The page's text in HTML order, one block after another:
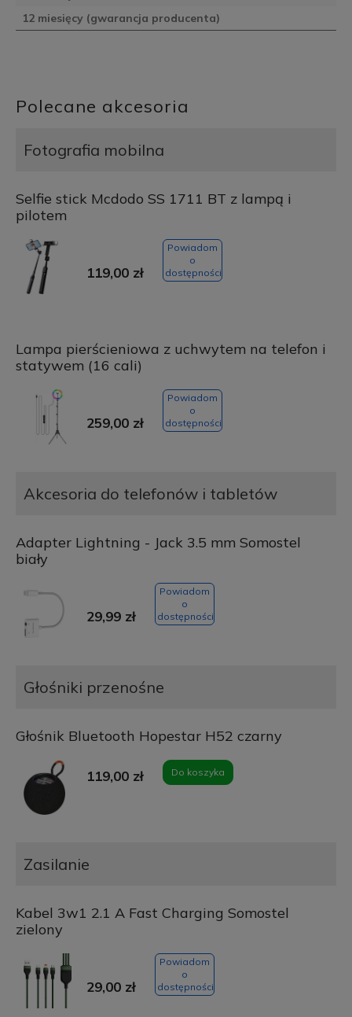
12 miesięcy (gwarancja producenta)
Polecane akcesoria
Fotografia mobilna
Selfie stick Mcdodo SS 1711 BT z lampą i
pilotem
119,00 zł
Powiadom
o
dostępności
Lampa pierścieniowa z uchwytem na telefon i
statywem (16 cali)
259,00 zł
Powiadom
o
dostępności
Akcesoria do telefonów i tabletów
Adapter Lightning - Jack 3.5 mm Somostel
biały
29,99 zł
Powiadom
o
dostępności
Głośniki przenośne
Głośnik Bluetooth Hopestar H52 czarny
119,00 zł Do koszyka
Zasilanie
Kabel 3w1 2.1 A Fast Charging Somostel
zielony
29,00 zł
Powiadom
o
dostępności